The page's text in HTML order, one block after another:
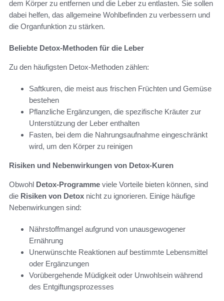
dem Körper zu entfernen und die Leber zu entlasten. Sie sollen
dabei helfen, das allgemeine Wohlbefinden zu verbessern und
die Organfunktion zu stärken.
Beliebte Detox-Methoden für die Leber
Zu den häufigsten Detox-Methoden zählen:
Saftkuren, die meist aus frischen Früchten und Gemüse
bestehen
Pflanzliche Ergänzungen, die spezifische Kräuter zur
Unterstützung der Leber enthalten
Fasten, bei dem die Nahrungsaufnahme eingeschränkt
wird, um den Körper zu reinigen
Risiken und Nebenwirkungen von Detox-Kuren
Obwohl Detox-Programme viele Vorteile bieten können, sind
die Risiken von Detox nicht zu ignorieren. Einige häufige
Nebenwirkungen sind:
Nährstoffmangel aufgrund von unausgewogener
Ernährung
Unerwünschte Reaktionen auf bestimmte Lebensmittel
oder Ergänzungen
Vorübergehende Müdigkeit oder Unwohlsein während
des Entgiftungsprozesses